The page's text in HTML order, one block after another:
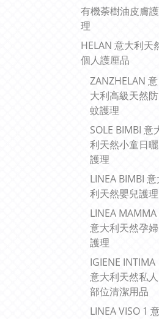
有機荼樹油皮膚護
理
HELAN 意大利天
個人護厘品
ZANZHELAN 意
大利高級天然防
蚊護理
SOLE BIMBI 意
利天然小童日曬
護理
LINEA BIMBI 意
利天然嬰兒護理
LINEA MAMMA
意大利天然孕婦
護理
IGIENE INTIMA
意大利天然私人
部位清潔用品
LINEA VISO 1